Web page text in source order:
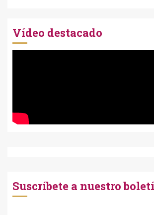
Vídeo destacado
Suscríbete a nuestro